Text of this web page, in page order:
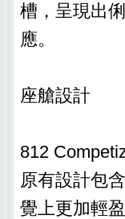
槽，呈現出
應。
座艙設計
812
原有設計包
覺上更加輕